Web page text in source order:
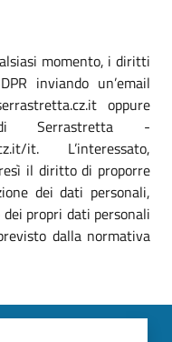
momento, i diritti
inviando un’email
oppure
Serrastretta -
it. L’interessato,
il diritto di proporre
dei dati personali,
propri dati personali
dalla normativa